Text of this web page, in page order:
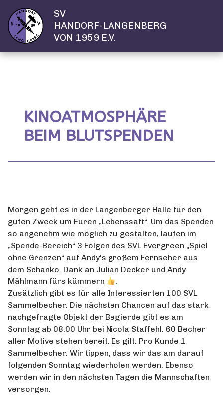
SV
HANDORF-LANGENBERG
VON 1959 E.V.
KINOATMOSPHÄRE
BEIM BLUTSPENDEN
Morgen geht es in der Langenberger Halle für den
guten Zweck um Euren „Lebenssaft“. Um das Spenden
so angenehm wie möglich zu gestalten, laufen im
„Spende-Bereich“ 3 Folgen des SVL Evergreen „Spiel
ohne Grenzen“ auf Andy‘s großem Fernseher aus
dem Schanko. Dank an Julian Decker und Andy
Mählmann fürs kümmern
.
Zusätzlich gibt es für alle Interessierten 100 SVL
Sammelbecher. Die nächsten Chancen auf das stark
nachgefragte Objekt der Begierde gibt es am
Sonntag ab 08:00 Uhr bei Nicola Staffehl. 60 Becher
aller Motive stehen bereit. Es gilt: Pro Kunde 1
Sammelbecher. Wir tippen, dass wir das am darauf
folgenden Sonntag wiederholen werden. Ebenso
werden wir in den nächsten Tagen die Mannschaften
versorgen.